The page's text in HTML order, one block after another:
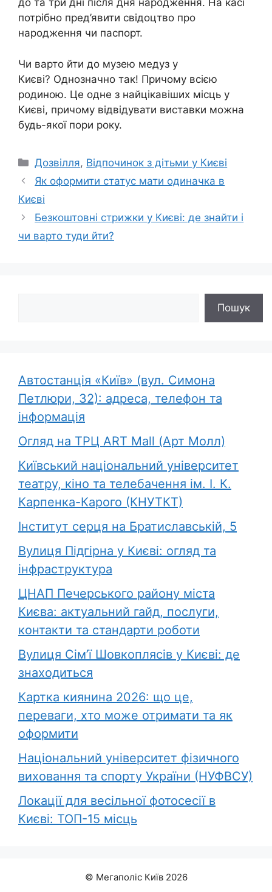
до та три дні після дня народження. На касі
потрібно пред’явити свідоцтво про
народження чи паспорт.
Чи варто йти до музею медуз у
Києві? Однозначно так! Причому всією
родиною. Це одне з найцікавіших місць у
Києві, причому відвідувати виставки можна
будь-якої пори року.
Категорії
Дозвілля, Відпочинок з дітьми у Києві
Як оформити статус мати одиначка в
Києві
Безкоштовні стрижки у Києві: де знайти і
чи варто туди йти?
Пошук
Автостанція «Київ» (вул. Симона
Петлюри, 32): адреса, телефон та
інформація
Огляд на ТРЦ ART Mall (Арт Молл)
Київський національний університет
театру, кіно та телебачення ім. І. К.
Карпенка-Карого (КНУТКТ)
Інститут серця на Братиславській, 5
Вулиця Підгірна у Києві: огляд та
інфраструктура
ЦНАП Печерського району міста
Києва: актуальний гайд, послуги,
контакти та стандарти роботи
Вулиця Сім’ї Шовкоплясів у Києві: де
знаходиться
Картка киянина 2026: що це,
переваги, хто може отримати та як
оформити
Національний університет фізичного
виховання та спорту України (НУФВСУ)
Локації для весільної фотосесії в
Києві: ТОП-15 місць
© Мегаполіс Київ 2026